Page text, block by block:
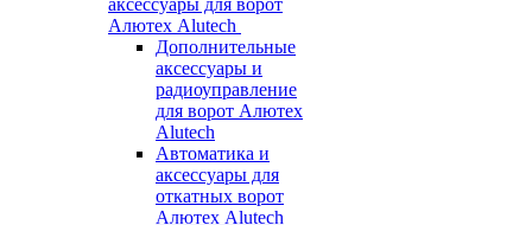
аксессуары для ворот
Алютех Alutech
Дополнительные
аксессуары и
радиоуправление
для ворот Алютех
Alutech
Автоматика и
аксессуары для
откатных ворот
Алютех Alutech